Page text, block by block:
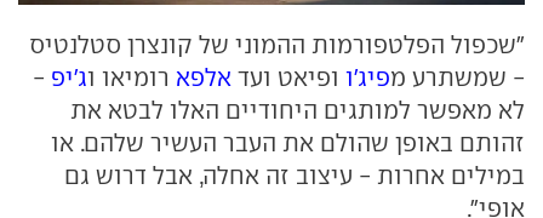
"שכפול הפלטפורמות ההמוני של קונצרן סטלנטיס
- שמשתרע מפיג'ו ופיאט ועד אלפא רומיאו וג'יפ -
לא מאפשר למותגים היחודיים האלו לבטא את
זהותם באופן שהולם את העבר העשיר שלהם. או
במילים אחרות - עיצוב זה אחלה, אבל דרוש גם
אופי".